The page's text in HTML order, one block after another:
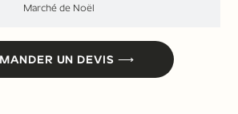
Marché de Noël
UN DEVIS ⟶